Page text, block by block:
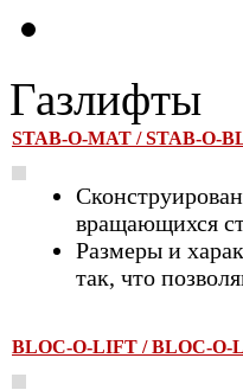
Газлифты
STAB-O-MAT / STAB-O-
вращающихся
Размеры и
так, что
BLOC-O-LIFT / BLOC-O-